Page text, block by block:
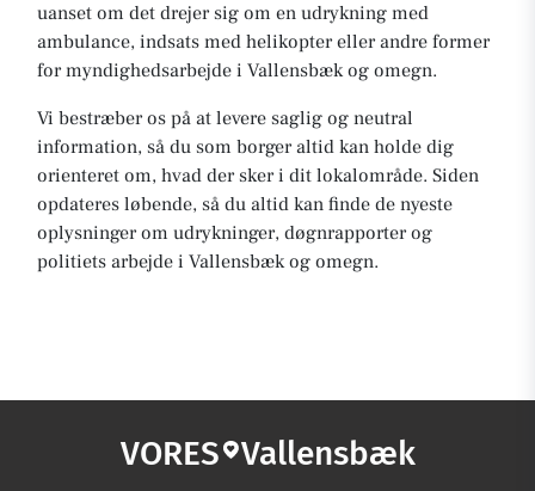
uanset om det drejer sig om en udrykning med
ambulance, indsats med helikopter eller andre former
for myndighedsarbejde i Vallensbæk og omegn.
Vi bestræber os på at levere saglig og neutral
information, så du som borger altid kan holde dig
orienteret om, hvad der sker i dit lokalområde. Siden
opdateres løbende, så du altid kan finde de nyeste
oplysninger om udrykninger, døgnrapporter og
politiets arbejde i Vallensbæk og omegn.
VORES Vallensbæk